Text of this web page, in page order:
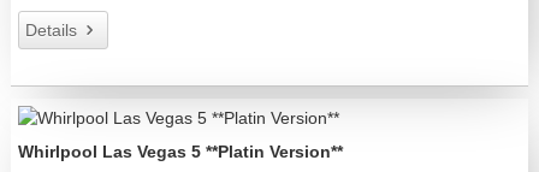
Details
Whirlpool Las Vegas 5 **Platin Version**